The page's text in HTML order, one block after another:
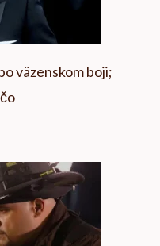
väzenskom boji;